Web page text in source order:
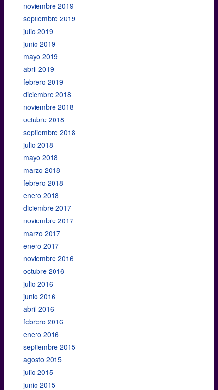
noviembre 2019
septiembre 2019
julio 2019
junio 2019
mayo 2019
abril 2019
febrero 2019
diciembre 2018
noviembre 2018
octubre 2018
septiembre 2018
julio 2018
mayo 2018
marzo 2018
febrero 2018
enero 2018
diciembre 2017
noviembre 2017
marzo 2017
enero 2017
noviembre 2016
octubre 2016
julio 2016
junio 2016
abril 2016
febrero 2016
enero 2016
septiembre 2015
agosto 2015
julio 2015
junio 2015